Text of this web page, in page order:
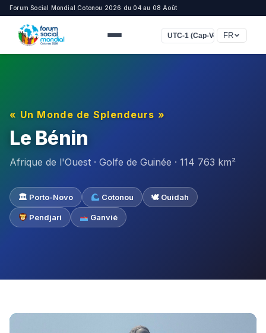
Forum Social Mondial Cotonou 2026 du 04 au 08 Août
UTC-1 (Cap-Vert)FR
« Un Monde de Splendeurs »
Le Bénin
Afrique de l'Ouest · Golfe de Guinée · 114 763 km²
🏛 Porto-Novo Cotonou 🕊 Ouidah
Pendjari Ganvié